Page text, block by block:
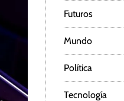
Futuros
Mundo
Política
Tecnología